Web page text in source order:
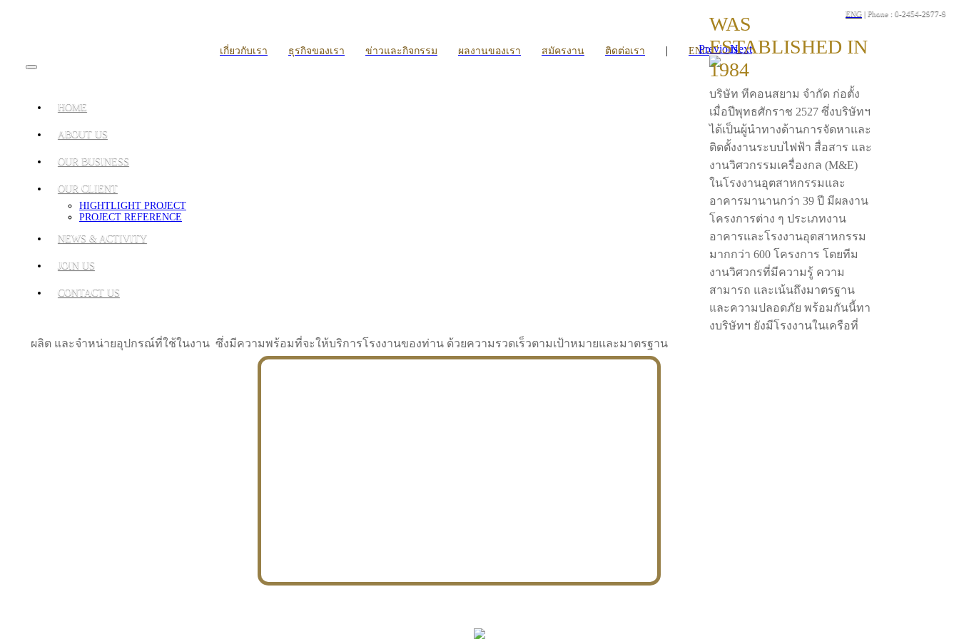
ENG | Phone : 0-2454-2977-9
เกี่ยวกับเรา ธุรกิจของเรา ข่าวและกิจกรรม ผลงานของเรา สมัครงาน ติดต่อเรา | ENG
HOME
ABOUT US
OUR BUSINESS
OUR CLIENT
HIGHTLIGHT PROJECT
PROJECT REFERENCE
NEWS & ACTIVITY
JOIN US
CONTACT US
PreviousNext
WAS
ESTABLISHED IN
1984
บริษัท ทีคอนสยาม จำกัด ก่อตั้ง
เมื่อปีพุทธศักราช 2527 ซึ่งบริษัทฯ
ได้เป็นผู้นำทางด้านการจัดหาและ
ติดตั้งงานระบบไฟฟ้า สื่อสาร และ
งานวิศวกรรมเครื่องกล (M&E)
ในโรงงานอุตสาหกรรมและ
อาคารมานานกว่า 39 ปี มีผลงาน
โครงการต่าง ๆ ประเภทงาน
อาคารและโรงงานอุตสาหกรรม
มากกว่า 600 โครงการ โดยทีม
งานวิศวกรที่มีความรู้ ความ
สามารถ และเน้นถึงมาตรฐาน
และความปลอดภัย พร้อมกันนี้ทา
งบริษัทฯ ยังมีโรงงานในเครือที่
ผลิต และจำหน่ายอุปกรณ์ที่ใช้ในงาน ซึ่งมีความพร้อมที่จะให้บริการโรงงานของท่าน ด้วยความรวดเร็วตามเป้าหมายและมาตรฐาน